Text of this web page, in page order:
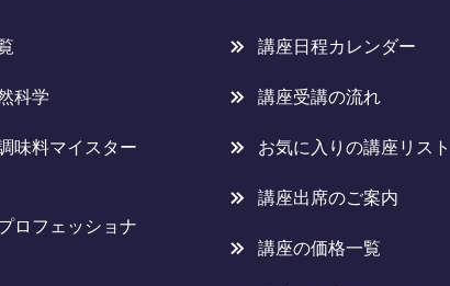
科学
味料マイスター
ロフェッショナ
講座日程カレンダー
講座受講の流れ
お気に入りの講座リスト
講座出席のご案内
講座の価格一覧